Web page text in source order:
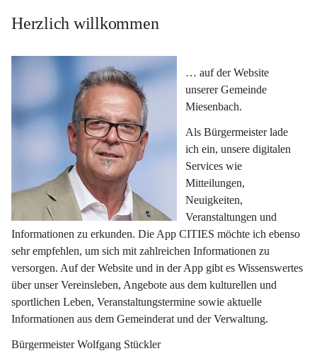
Herzlich willkommen
… auf der Website
unserer Gemeinde
Miesenbach.
Als Bürgermeister lade
ich ein, unsere digitalen
Services wie
Mitteilungen,
Neuigkeiten,
Veranstaltungen und
Informationen zu erkunden. Die App CITIES möchte ich ebenso
sehr empfehlen, um sich mit zahlreichen Informationen zu
versorgen. Auf der Website und in der App gibt es Wissenswertes
über unser Vereinsleben, Angebote aus dem kulturellen und
sportlichen Leben, Veranstaltungstermine sowie aktuelle
Informationen aus dem Gemeinderat und der Verwaltung.
Bürgermeister Wolfgang Stückler